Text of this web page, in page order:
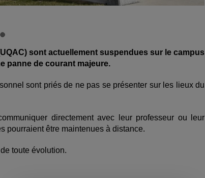
sont actuellement suspendues sur le campus
panne de courant majeure.
sont priés de ne pas se présenter sur les lieux du
directement avec leur professeur ou leur
pourraient être maintenues à distance.
toute évolution.